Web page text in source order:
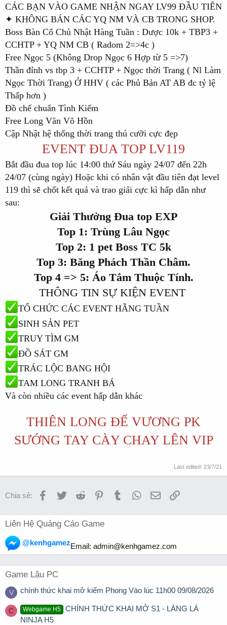
CÁC BẠN VÀO GAME NHẬN NGAY LV99 ĐẦU TIÊN
✦ KHÔNG BÁN CÁC YQ NM VÀ CB TRONG SHOP.
Boss Bàn Cổ Chủ Nhật Hàng Tuần : Dược 10k + TBP3 +
CCHTP + YQ NM CB ( Radom 2=>4c )
Free Ngọc 5 (Không Drop Ngọc 6 Hợp từ 5 =>7)
Thần đỉnh vs tbp 3 + CCHTP + Ngọc thời Trang ( Nl Làm
Ngọc Thời Trang) Ở HHV ( các Phủ Bản AT AB đc tỷ lệ
Thấp hơn )
Đồ chế chuẩn Tình Kiếm
Free Long Văn Võ Hồn
Cập Nhật hệ thống thời trang thú cưỡi cực đẹp
EVENT ĐUA TOP LV119
Bắt đầu đua top lúc 14:00 thứ Sáu ngày 24/07 đến 22h
24/07 (cùng ngày) Hoặc khi có nhân vật đầu tiên đạt level
119 thì sẽ chốt kết quả và trao giải cực kì hấp dẫn như
sau:
Giải Thưởng Đua top EXP
Top 1: Trùng Lâu Ngọc
Top 2: 1 pet Boss TC 5k
Top 3: Băng Phách Thần Châm.
Top 4 => 5: Áo Tắm Thuộc Tính.
THÔNG TIN SỰ KIỆN EVENT
TỔ CHỨC CÁC EVENT HẰNG TUẦN
SINH SẢN PET
TRUY TÌM GM
ĐỒ SÁT GM
TRÁC LỘC BANG HỘI
TAM LONG TRANH BÁ
Và còn nhiều các event hấp dẫn khác
THIÊN LONG ĐẾ VƯƠNG PK
SƯỚNG TAY CÀY CHAY LÊN VIP
Last edited: 23/7/21
Chia sẻ: Facebook
TwitterReddit PinterestTumblrWhatsApp
EmailLink
Liên Hệ Quảng Cáo Game
@kenhgamezEmail: admin@kenhgamez.com
Game Lậu PC
V chính thức khai mở kiếm Phong Vào lúc 11h00 09/08/2026
C Webgame H5
CHÍNH THỨC KHAI MỞ S1 - LÀNG LÁ
NINJA H5